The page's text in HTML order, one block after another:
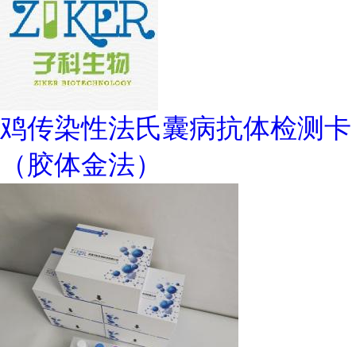
鸡传染性法氏囊病抗体检测卡
（胶体金法）